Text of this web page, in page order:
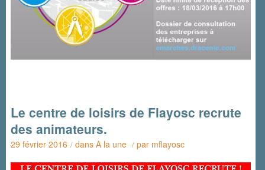
Le centre de loisirs de Flayosc recrute
des animateurs.
29 février 2016 / dansA la une / par mflayosc